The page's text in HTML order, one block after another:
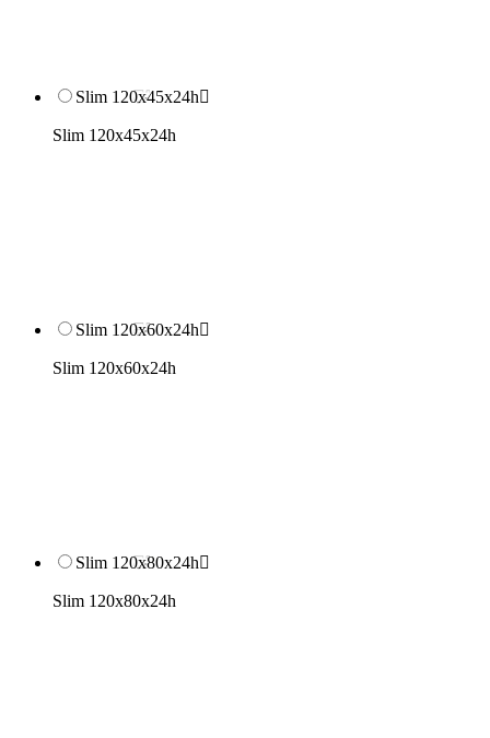
Slim 120x45x24h
Slim 120x45x24h
Slim 120x60x24h
Slim 120x60x24h
Slim 120x80x24h
Slim 120x80x24h